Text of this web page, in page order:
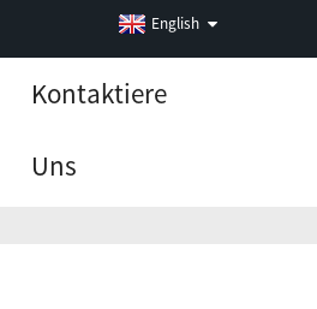
English
Kontaktiere
Uns